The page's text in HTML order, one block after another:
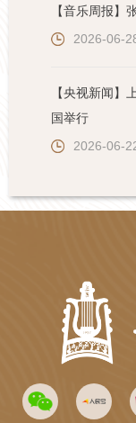
【音乐周报】
2026-06-
【央视新闻】
国举行
2026-06-